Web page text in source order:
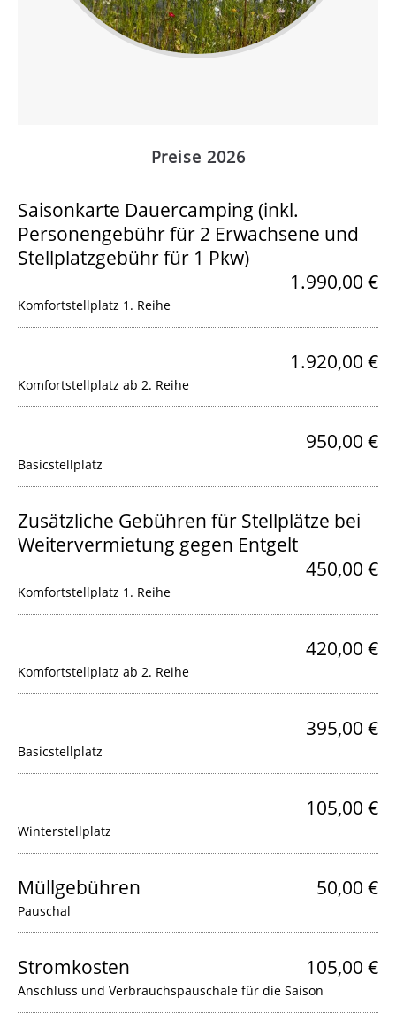
Preise 2026
Saisonkarte Dauercamping (inkl.
Personengebühr für 2 Erwachsene und
Stellplatzgebühr für 1 Pkw)
1.990,00 €
Komfortstellplatz 1. Reihe
1.920,00 €
Komfortstellplatz ab 2. Reihe
950,00 €
Basicstellplatz
Zusätzliche Gebühren für Stellplätze bei
Weitervermietung gegen Entgelt
450,00 €
Komfortstellplatz 1. Reihe
420,00 €
Komfortstellplatz ab 2. Reihe
395,00 €
Basicstellplatz
105,00 €
Winterstellplatz
Müllgebühren 50,00 €
Pauschal
Stromkosten 105,00 €
Anschluss und Verbrauchspauschale für die Saison